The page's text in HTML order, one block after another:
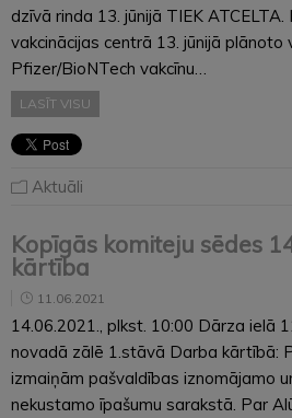
dzīvā rinda 13. jūnijā TIEK
vakcinācijas centrā 13. jūnijā plānoto
Pfizer/BioNTech vakcīnu…
LASĪT VISU
Aktuāli
Kopīgās komiteju sēdes
kārtība
11.06.2021
14.06.2021., plkst. 10:00 Dārza ielā
novadā zālē 1.stāvā Darba kārtībā:
izmaiņām pašvaldības iznomājamo
nekustamo īpašumu sarakstā. Par